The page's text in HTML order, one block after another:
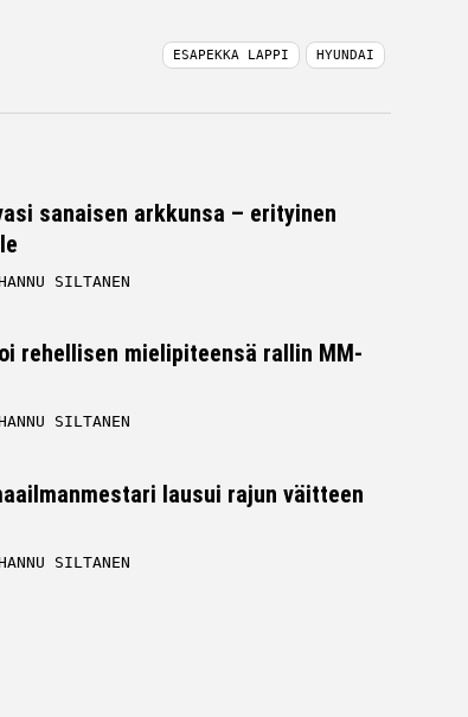
ESAPEKKA LAPPI HYUNDAI
sanaisen arkkunsa – erityinen
SILTANEN
rehellisen mielipiteensä rallin MM-
SILTANEN
lausui rajun väitteen
SILTANEN